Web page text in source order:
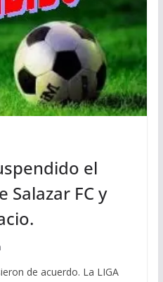
el
FC y
de acuerdo. La LIGA